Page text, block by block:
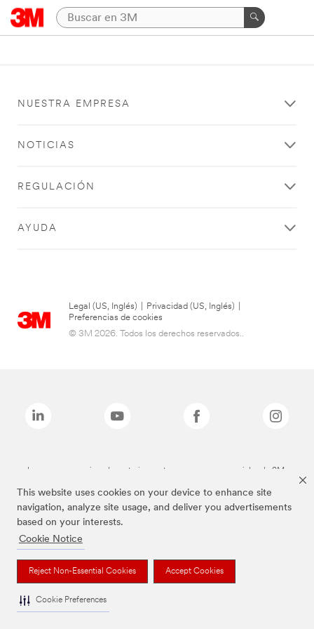
This website uses cookies on your device to enhance site
navigation, analyze site usage, and deliver you advertisements
based on your interests.
Cookie Notice
Reject Non-Essential Cookies Accept Cookies
Cookie Preferences
NUESTRA EMPRESA
NOTICIAS
REGULACIÓN
AYUDA
Legal (US, Inglés) Privacidad (US, Inglés)
Preferencias de cookies
© 3M 2026. Todos los derechos reservados..
Las marcas mencionadas anteriormente son marcas comerciales de 3M.